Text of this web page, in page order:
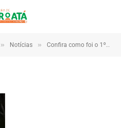
» Notícias » Confira como foi o 1º dia do Carnaval de Coroatá